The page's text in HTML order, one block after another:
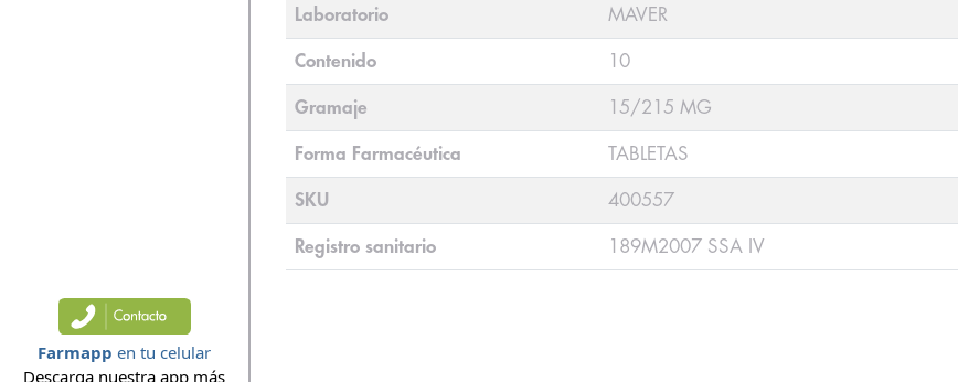
Farmapp en tu celular
Descarga nuestra app más
Laboratorio MAVER
Contenido 10
Gramaje 15/215 MG
Forma Farmacéutica TABLETAS
SKU 400557
Registro sanitario 189M2007 SSA IV